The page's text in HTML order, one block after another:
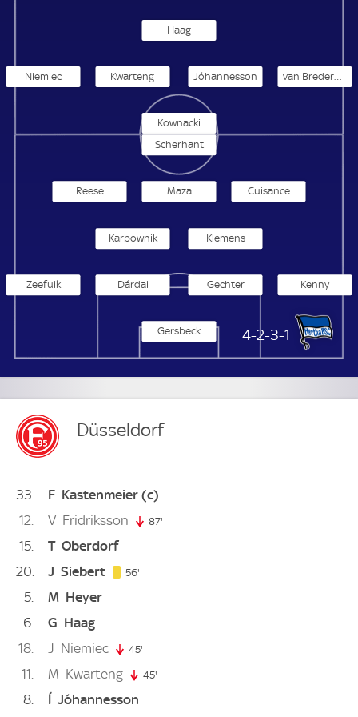
Haag
Niemiec Kwarteng Jóhannesson van Brederode
Kownacki
Hertha BSC
4-2-3-1
Gersbeck
Kenny
Gechter
Dárdai
Zeefuik
Klemens
Karbownik
Cuisance
Maza
Reese
Scherhant
Düsseldorf
33 F Kastenmeier (c)
12
V Fridriksson 87'
15 T Oberdorf
20
J Siebert 56'
5 M Heyer
6
G Haag
18
J Niemiec 45'
11 M Kwarteng 45'
8 Í Jóhannesson